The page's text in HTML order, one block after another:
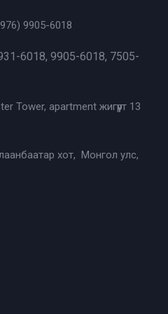
9905-6018
6018, 9905-6018, 7505-
Tower, apartment жигүүрт 13
хот, Монгол улс,